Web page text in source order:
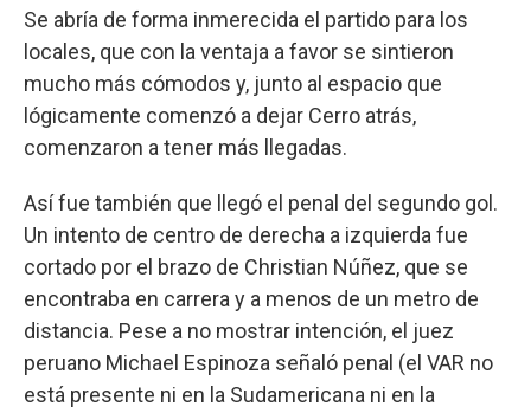
Se abría de forma inmerecida el partido para los
locales, que con la ventaja a favor se sintieron
mucho más cómodos y, junto al espacio que
lógicamente comenzó a dejar Cerro atrás,
comenzaron a tener más llegadas.
Así fue también que llegó el penal del segundo gol.
Un intento de centro de derecha a izquierda fue
cortado por el brazo de Christian Núñez, que se
encontraba en carrera y a menos de un metro de
distancia. Pese a no mostrar intención, el juez
peruano Michael Espinoza señaló penal (el VAR no
está presente ni en la Sudamericana ni en la